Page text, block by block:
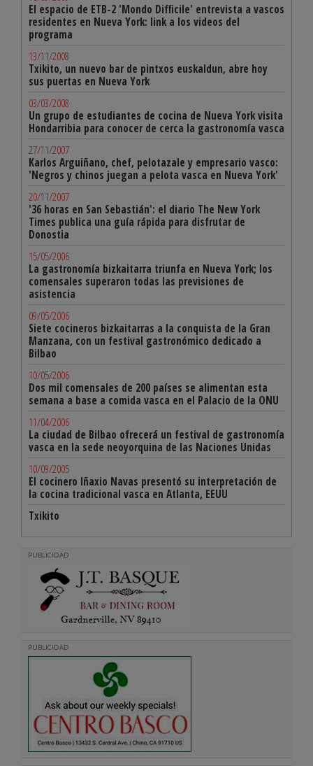
El espacio de ETB-2 'Mondo Difficile' entrevista a vascos
residentes en Nueva York: link a los videos del
programa
13/11/2008
Txikito, un nuevo bar de pintxos euskaldun, abre hoy
sus puertas en Nueva York
03/03/2008
Un grupo de estudiantes de cocina de Nueva York visita
Hondarribia para conocer de cerca la gastronomía vasca
27/11/2007
Karlos Arguiñano, chef, pelotazale y empresario vasco:
'Negros y chinos juegan a pelota vasca en Nueva York'
20/11/2007
'36 horas en San Sebastián': el diario The New York
Times publica una guía rápida para disfrutar de
Donostia
15/05/2006
La gastronomía bizkaitarra triunfa en Nueva York; los
comensales superaron todas las previsiones de
asistencia
09/05/2006
Siete cocineros bizkaitarras a la conquista de la Gran
Manzana, con un festival gastronómico dedicado a
Bilbao
10/05/2006
Dos mil comensales de 200 países se alimentan esta
semana a base a comida vasca en el Palacio de la ONU
11/04/2006
La ciudad de Bilbao ofrecerá un festival de gastronomía
vasca en la sede neoyorquina de las Naciones Unidas
10/09/2005
El cocinero Iñaxio Navas presentó su interpretación de
la cocina tradicional vasca en Atlanta, EEUU
Txikito
PUBLICIDAD
PUBLICIDAD